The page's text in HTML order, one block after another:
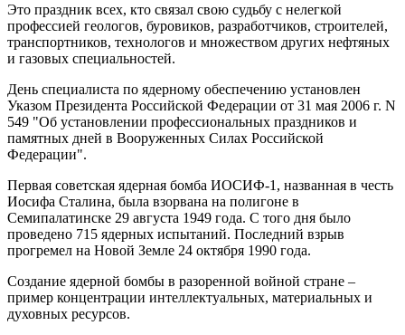
Это праздник всех, кто связал свою судьбу с нелегкой
профессией геологов, буровиков, разработчиков, строителей,
транспортников, технологов и множеством других нефтяных
и газовых специальностей.
День специалиста по ядерному обеспечению установлен
Указом Президента Российской Федерации от 31 мая 2006 г. N
549 "Об установлении профессиональных праздников и
памятных дней в Вооруженных Силах Российской
Федерации".
Первая советская ядерная бомба ИОСИФ-1, названная в честь
Иосифа Сталина, была взорвана на полигоне в
Семипалатинске 29 августа 1949 года. С того дня было
проведено 715 ядерных испытаний. Последний взрыв
прогремел на Новой Земле 24 октября 1990 года.
Создание ядерной бомбы в разоренной войной стране –
пример концентрации интеллектуальных, материальных и
духовных ресурсов.